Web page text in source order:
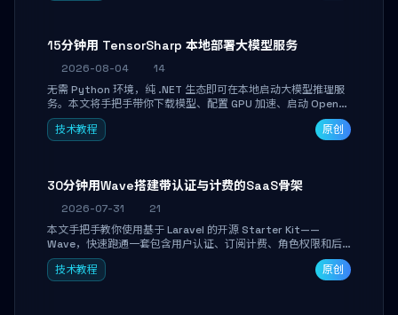
15分钟用 TensorSharp 本地部署大模型服务
2026-08-04
14
无需 Python 环境，纯 .NET 生态即可在本地启动大模型推理服
务。本文将手把手带你下载模型、配置 GPU 加速、启动 OpenAI
兼容 API，并在 C# 业务代码中无缝调用。数据不出网，零门槛
搞定本地 LLM 部署。
技术教程 原创
30分钟用Wave搭建带认证与计费的SaaS骨架
2026-07-31
21
本文手把手教你使用基于 Laravel 的开源 Starter Kit——
Wave，快速跑通一套包含用户认证、订阅计费、角色权限和后
台管理的完整 SaaS 骨架。附带 Stripe 测试支付对接与自定义
业务页面开发实战，助你省去重复基建时间，将精力聚焦于核心
技术教程 原创